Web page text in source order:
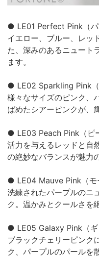
● LE01 Perfect Pink（パ
イエロー、ブルー、レッ
た、深みのあるニュート
ます。
● LE02 Sparkling Pink（
様々なサイズのピンク、
ばめたシアーピンクが、
● LE03 Peach Pink（ピ
活力を与えるレッドと自
の絶妙なバランスが魅力
● LE04 Mauve Pink（モ
洗練されたパープルのニ
ク。温かみとクールさを
● LE05 Galaxy Pink（ギ
ブラックチェリーピンク
ク、パープルのパールを